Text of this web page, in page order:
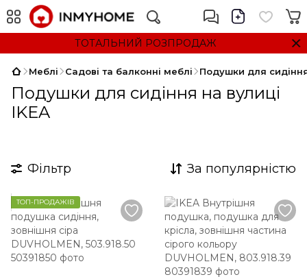
ТОТАЛЬНИЙ РОЗПРОДАЖ
Меблі Садові та балконні меблі Подушки для
Подушки для сидіння на вулиці
IKEA
Фільтр За популярністю
ТОП-ПРОДАЖІВ